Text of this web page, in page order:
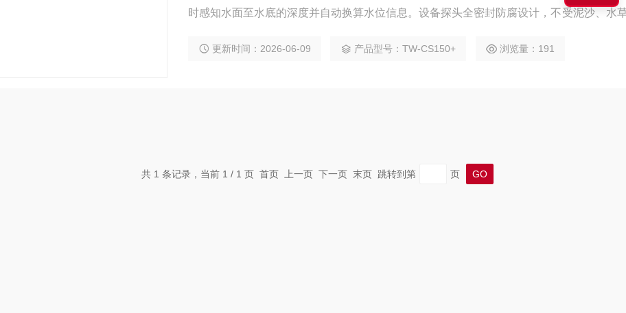
时感知水面至水底的深度并自动换算水位信息。设备探头全密封防腐设计，不受泥沙、水
平台，为水文监测、库容评估及防汛调度提供精准可靠的水深数据支撑。
更新时间：2026-06-09 产品型号：TW-CS150+ 浏览量：191
共 1 条记录，当前 1 / 1 页 首页 上一页 下一页 末页 跳转到第 页